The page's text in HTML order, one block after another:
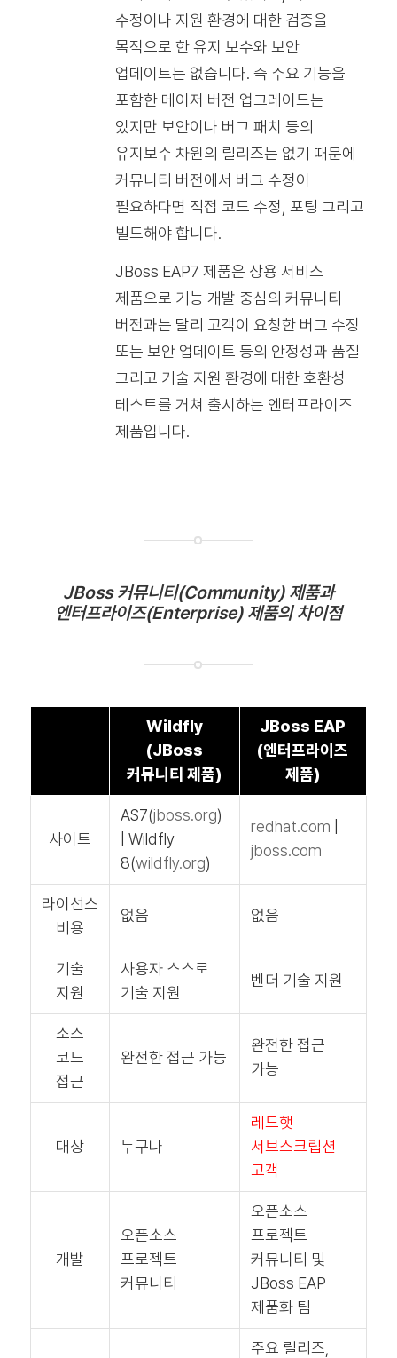
수정이나 지원 환경에 대한 검증을
목적으로 한 유지 보수와 보안
업데이트는 없습니다. 즉 주요 기능을
포함한 메이저 버전 업그레이드는
있지만 보안이나 버그 패치 등의
유지보수 차원의 릴리즈는 없기 때문에
커뮤니티 버전에서 버그 수정이
필요하다면 직접 코드 수정, 포팅 그리고
빌드해야 합니다.
JBoss EAP7 제품은 상용 서비스
제품으로 기능 개발 중심의 커뮤니티
버전과는 달리 고객이 요청한 버그 수정
또는 보안 업데이트 등의 안정성과 품질
그리고 기술 지원 환경에 대한 호환성
테스트를 거쳐 출시하는 엔터프라이즈
제품입니다.
JBoss 커뮤니티(Community) 제품과
엔터프라이즈(Enterprise) 제품의 차이점
Wildfly
(JBoss
커뮤니티 제품)
JBoss EAP
(엔터프라이즈
제품)
사이트
AS7(jboss.org)
| Wildfly
8(wildfly.org)
redhat.com
jboss.com
라이선스
비용
없음 없음
기술
지원
사용자 스스로
기술 지원
벤더 기술 지원
소스
코드
접근
완전한 접근 가능
완전한 접근
가능
대상 누구나
레드햇
서브스크립션
고객
개발
오픈소스
프로젝트
커뮤니티
오픈소스
프로젝트
커뮤니티 및
JBoss EAP
제품화 팀
주요 릴리즈,